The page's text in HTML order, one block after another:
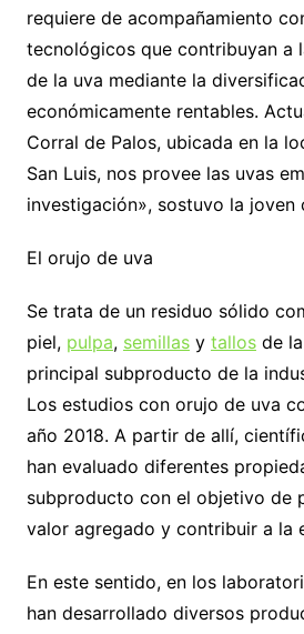
requiere de acompañamiento
tecnológicos que contribuyan a
de la uva mediante la
económicamente rentables.
Corral de Palos, ubicada en la
San Luis, nos provee las uvas
investigación», sostuvo la joven
El orujo de uva
Se trata de un residuo sólido
piel, pulpa, semillasy tallosde la
principal subproducto de la
Los estudios con orujo de uva
año 2018. A partir de allí,
han evaluado diferentes
subproducto con el objetivo de
valor agregado y contribuir a la
En este sentido, en los
han desarrollado diversos